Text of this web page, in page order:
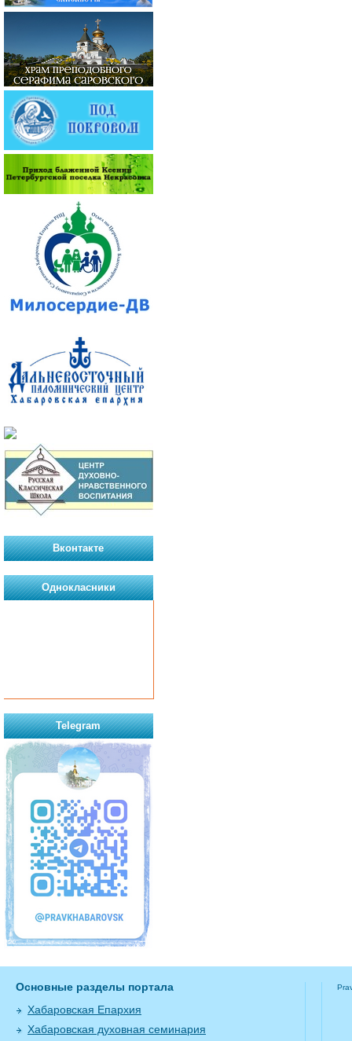
Вконтакте
Однокласники
Telegram
Основные разделы портала
Хабаровская Епархия
Хабаровская духовная семинария